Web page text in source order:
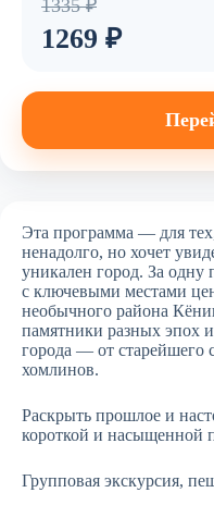
1335 ₽
1269 ₽
Эта программа — для
ненадолго, но хочет
уникален город. За одну
с ключевыми местами
необычного района
памятники разных эпох
города — от старейшего
хомлинов.
Раскрыть прошлое и
короткой и насыщенной
Групповая экскурсия,